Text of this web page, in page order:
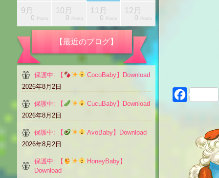
9月
0 Posts
10月
0 Posts
11月
0 Posts
12月
0 Posts
【最近のブログ】
保護中: 【
CocoBaby】Download
2026年8月2日
保護中: 【
CucuBaby】Download
2026年8月2日
保護中: 【
AvoBaby】Download
2026年8月2日
保護中: 【
HoneyBaby】
Download